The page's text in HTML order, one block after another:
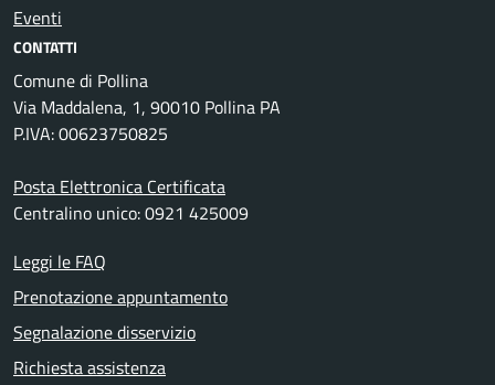
Eventi
CONTATTI
Comune di Pollina
Via Maddalena, 1, 90010 Pollina PA
P.IVA: 00623750825
Posta Elettronica Certificata
Centralino unico: 0921 425009
Leggi le FAQ
Prenotazione appuntamento
Segnalazione disservizio
Richiesta assistenza